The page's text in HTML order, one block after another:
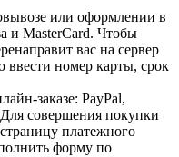
или оформлении в
и MasterCard. Чтобы
вас на сервер
ввести номер карты, срок
заказе: PayPal,
совершения покупки
платежного
форму по